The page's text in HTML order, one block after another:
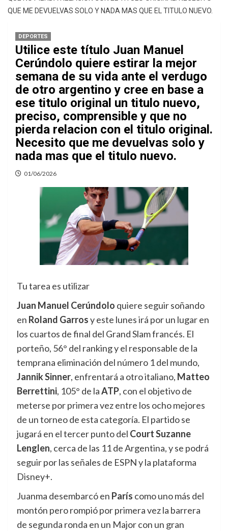
QUE ME DEVUELVAS SOLO Y NADA MAS QUE EL TITULO NUEVO.
DEPORTES
Utilice este título Juan Manuel
Cerúndolo quiere estirar la mejor
semana de su vida ante el verdugo
de otro argentino y cree en base a
ese titulo original un titulo nuevo,
preciso, comprensible y que no
pierda relacion con el titulo original.
Necesito que me devuelvas solo y
nada mas que el titulo nuevo.
01/06/2026
Tu tarea es utilizar
Juan Manuel Cerúndolo quiere seguir soñando
en Roland Garrosy este lunes irá por un lugar en
los cuartos de final del Grand Slam francés. El
porteño, 56° del ranking y el responsable de la
temprana eliminación del número 1 del mundo,
Jannik Sinner, enfrentará a otro italiano, Matteo
Berrettini, 105° de laATP, con el objetivo de
meterse por primera vez entre los ocho mejores
de un torneo de esta categoría. El partido se
jugará en el tercer punto del Court Suzanne
Lenglen, cerca de las 11 de Argentina, y se podrá
seguir por las señales de ESPN y la plataforma
Disney+.
Juanma desembarcó en París como uno más del
montón pero rompió por primera vez la barrera
de segunda ronda en un Major con un gran